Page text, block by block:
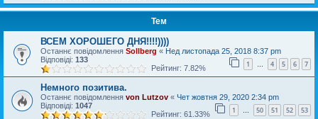
Тем
ВСЕМ ХОРОШЕГО ДНЯ!!!!))))
Останнє повідомлення Sollberg « Нед листопада 25, 2018 8:37 pm
Відповіді: 133 1 … 4 5 6 7
Рейтинг: 7.82%
Немного позитива.
Останнє повідомлення von Lutzov « Чет жовтня 29, 2020 2:34 pm
Відповіді: 1047 1 … 50 51 52 53
Рейтинг: 61.33%